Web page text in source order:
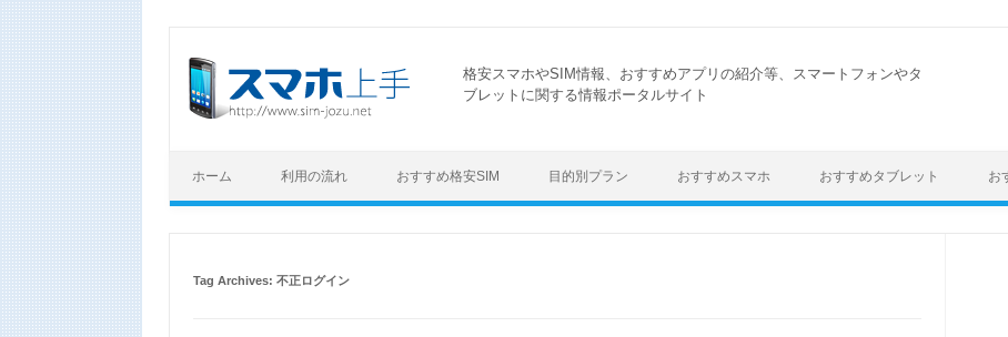
格安スマホやSIM情報、おすすめアプリの紹介等、スマートフォンやタ
ブレットに関する情報ポータルサイト
ホーム 利用の流れ おすすめ格安SIM 目的別プラン おすすめスマホ おすすめタブレット お
Tag Archives: 不正ログイン